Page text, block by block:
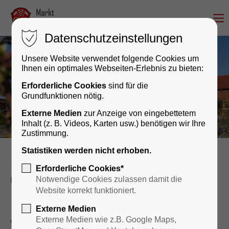
Rathaus & Bürgerservice
Datenschutz (DSGVO)
Auf dieser Seite erhalten Sie Informationen gem. Art.
Datenschutzeinstellungen
Unsere Website verwendet folgende Cookies um
Ihnen ein optimales Webseiten-Erlebnis zu bieten:
Erforderliche Cookies sind für die
Grundfunktionen nötig.
Externe Medien zur Anzeige von eingebettetem
Inhalt (z. B. Videos, Karten usw.) benötigen wir Ihre
Zustimmung.
Statistiken werden nicht erhoben.
Erforderliche Cookies*
Notwendige Cookies zulassen damit die
Website korrekt funktioniert.
Externe Medien
Externe Medien wie z.B. Google Maps,